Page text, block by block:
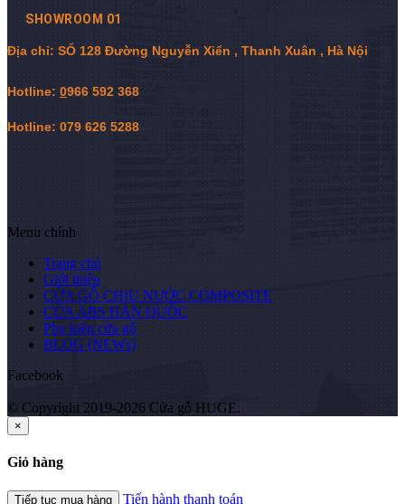
SHOWROOM 01
Địa chỉ: SỐ 128 Đường Nguyễn Xiển , Thanh Xuân , Hà Nội
Hotline: 0966 592 368
Hotline: 079 626 5288
Menu chính
Trang chủ
Giới thiệu
CỬA GỖ CHỊU NƯỚC COMPOSITE
CỬA ABS HÀN QUỐC
Phụ kiện cửa gỗ
BLOG (NEWs)
Facebook
© Copyright 2019-2026 Cửa gỗ HUGE.
×
Giỏ hàng
Tiếp tục mua hàng Tiến hành thanh toán